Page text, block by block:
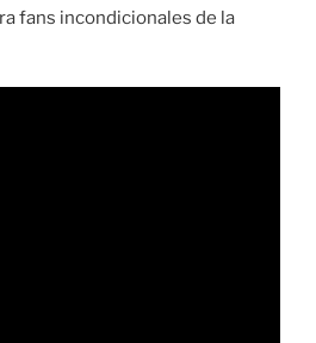
fans incondicionales de la